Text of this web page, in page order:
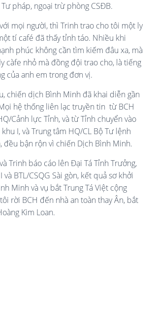
pháp, ngoại trừ phòng CSĐB.
mọi người, thì Trinh trao cho tôi một ly
tí café đã thấy tỉnh táo. Nhiều khi
phúc không cần tìm kiếm đâu xa, mà
càfe nhỏ mà đồng đội trao cho, là tiếng
của anh em trong đơn vị.
chiến dịch Bình Minh đã khai diễn gần
hệ thống liên lạc truyền tin từ BCH
Cảnh lực Tỉnh, và từ Tỉnh chuyển vào
I, và Trung tâm HQ/CL Bộ Tư lệnh
đều bận rộn vì chiến Dịch Bình Minh.
Trinh báo cáo lên Đại Tá Tỉnh Trưởng,
và BTL/CSQG Sài gòn, kết quả sơ khởi
Minh và vụ bắt Trung Tá Việt cộng
rời BCH đến nhà an toàn thay Ân, bắt
Kim Loan.